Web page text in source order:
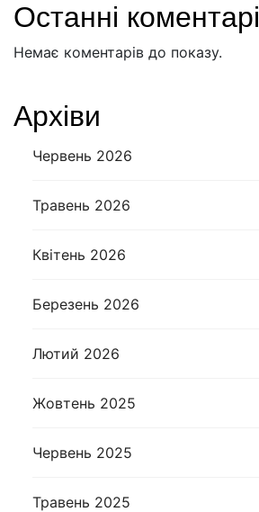
Останні коментарі
Немає коментарів до показу.
Архіви
Червень 2026
Травень 2026
Квітень 2026
Березень 2026
Лютий 2026
Жовтень 2025
Червень 2025
Травень 2025